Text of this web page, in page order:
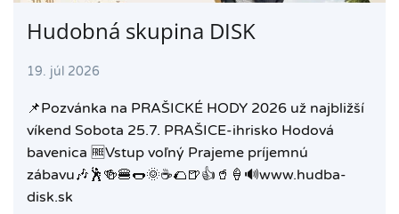
Hudobná skupina DISK
19. júl 2026
📌Pozvánka na PRAŠICKÉ HODY 2026 už najbližší
víkend Sobota 25.7. PRAŠICE-ihrisko Hodová
bavenica 🆓️Vstup voľný Prajeme príjemnú
zábavu🎶🕺🍻🍔🌭🌞☕️🌮🍺👍🥤🍦🔊www.hudba-
disk.sk